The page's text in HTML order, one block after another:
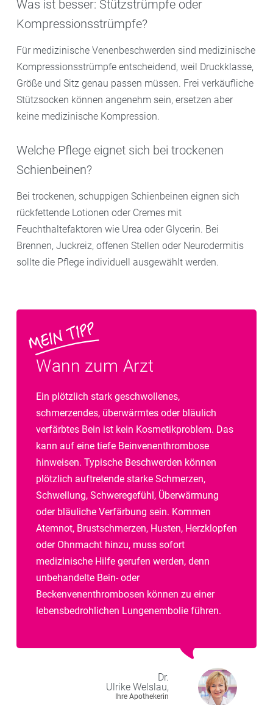
Was ist besser: Stützstrümpfe oder
Kompressionsstrümpfe?
Für medizinische Venenbeschwerden sind medizinische
Kompressionsstrümpfe entscheidend, weil Druckklasse,
Größe und Sitz genau passen müssen. Frei verkäufliche
Stützsocken können angenehm sein, ersetzen aber
keine medizinische Kompression.
Welche Pflege eignet sich bei trockenen
Schienbeinen?
Bei trockenen, schuppigen Schienbeinen eignen sich
rückfettende Lotionen oder Cremes mit
Feuchthaltefaktoren wie Urea oder Glycerin. Bei
Brennen, Juckreiz, offenen Stellen oder Neurodermitis
sollte die Pflege individuell ausgewählt werden.
Wann zum Arzt
Ein plötzlich stark geschwollenes,
schmerzendes, überwärmtes oder bläulich
verfärbtes Bein ist kein Kosmetikproblem. Das
kann auf eine tiefe Beinvenenthrombose
hinweisen. Typische Beschwerden können
plötzlich auftretende starke Schmerzen,
Schwellung, Schweregefühl, Überwärmung
oder bläuliche Verfärbung sein. Kommen
Atemnot, Brustschmerzen, Husten, Herzklopfen
oder Ohnmacht hinzu, muss sofort
medizinische Hilfe gerufen werden, denn
unbehandelte Bein- oder
Beckenvenenthrombosen können zu einer
lebensbedrohlichen Lungenembolie führen.
Dr.
Ulrike Welslau,
Ihre Apothekerin